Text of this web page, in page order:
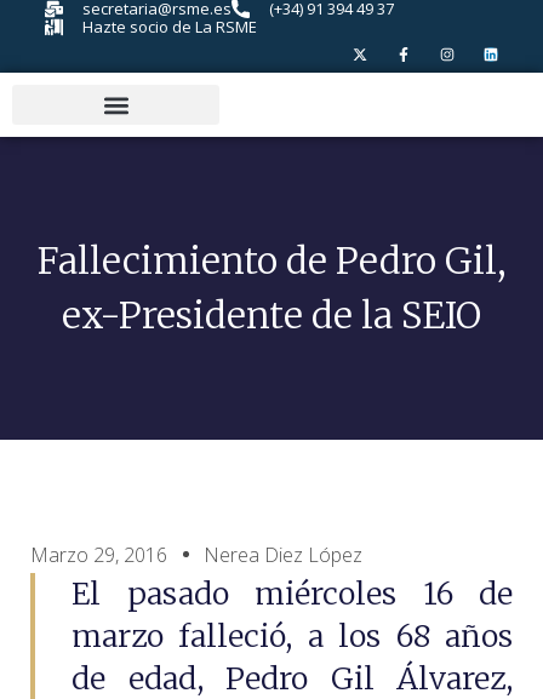
secretaria@rsme.es
(+34) 91 394 49 37
Hazte socio de La RSME
Fallecimiento de Pedro Gil,
ex-Presidente de la SEIO
Marzo 29, 2016 Nerea Diez López
El pasado miércoles 16 de
marzo falleció, a los 68 años
de edad, Pedro Gil Álvarez,